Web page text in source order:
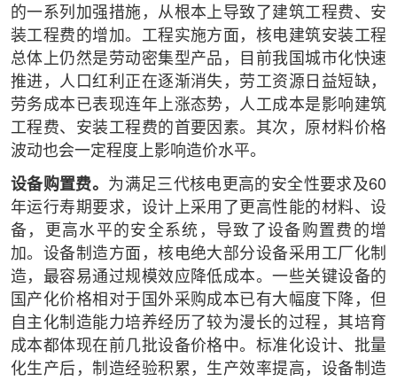
的一系列加强措施，从根本上导致了建筑工程费、安
装工程费的增加。工程实施方面，核电建筑安装工程
总体上仍然是劳动密集型产品，目前我国城市化快速
推进，人口红利正在逐渐消失，劳工资源日益短缺，
劳务成本已表现连年上涨态势，人工成本是影响建筑
工程费、安装工程费的首要因素。其次，原材料价格
波动也会一定程度上影响造价水平。
设备购置费。 为满足三代核电更高的安全性要求及60
年运行寿期要求，设计上采用了更高性能的材料、设
备，更高水平的安全系统，导致了设备购置费的增
加。设备制造方面，核电绝大部分设备采用工厂化制
造，最容易通过规模效应降低成本。一些关键设备的
国产化价格相对于国外采购成本已有大幅度下降，但
自主化制造能力培养经历了较为漫长的过程，其培育
成本都体现在前几批设备价格中。标准化设计、批量
化生产后，制造经验积累，生产效率提高，设备制造